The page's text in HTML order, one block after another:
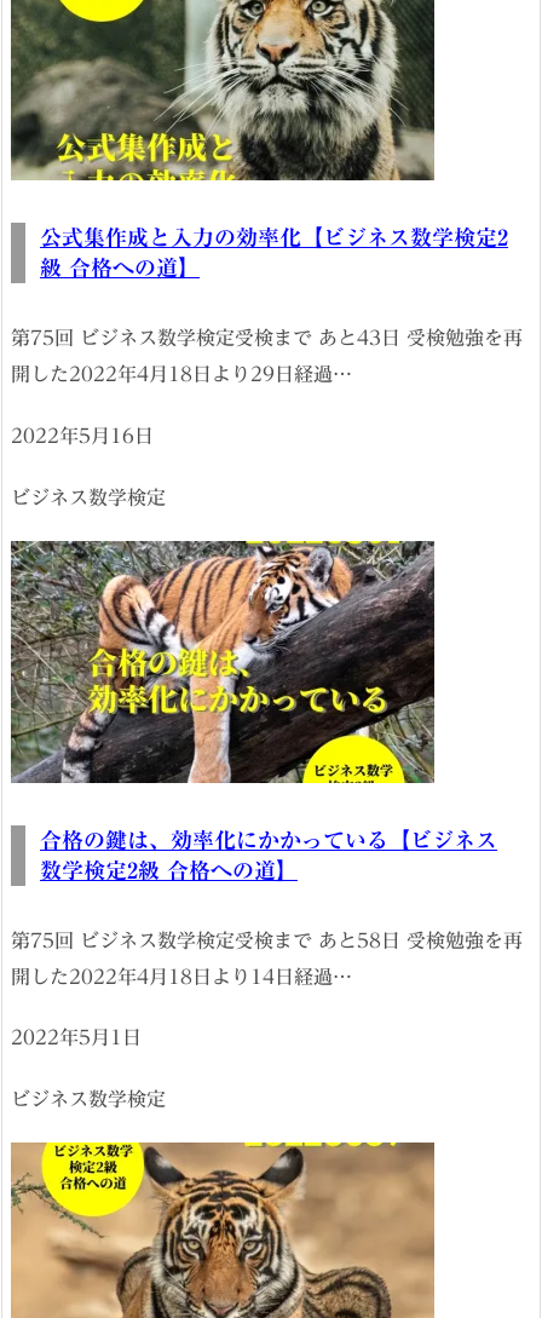
公式集作成と入力の効率化【ビジネス数学検定2
級 合格への道】
第75回 ビジネス数学検定受検まで あと43日 受検勉強を再
開した2022年4月18日より29日経過…
2022年5月16日
ビジネス数学検定
合格の鍵は、効率化にかかっている【ビジネス
数学検定2級 合格への道】
第75回 ビジネス数学検定受検まで あと58日 受検勉強を再
開した2022年4月18日より14日経過…
2022年5月1日
ビジネス数学検定